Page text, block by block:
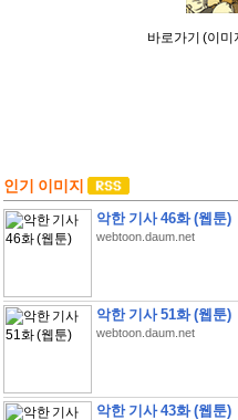
바로가기 (이미
인기 이미지
악한 기사 46화 (웹툰)
webtoon.daum.net
악한 기사 51화 (웹툰)
webtoon.daum.net
악한 기사 43화 (웹툰)